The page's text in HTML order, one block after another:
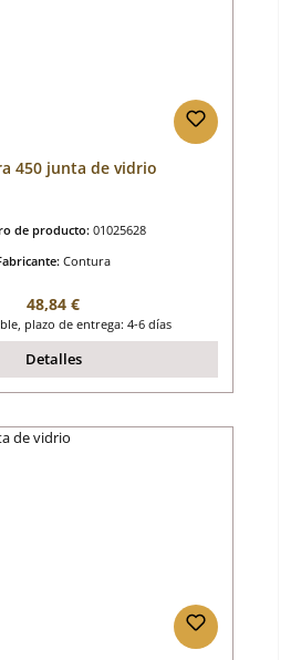
450 junta de vidrio
de producto: 01025628
Contura
Precio normal:
48,84 €
plazo de entrega: 4-6 días
Detalles